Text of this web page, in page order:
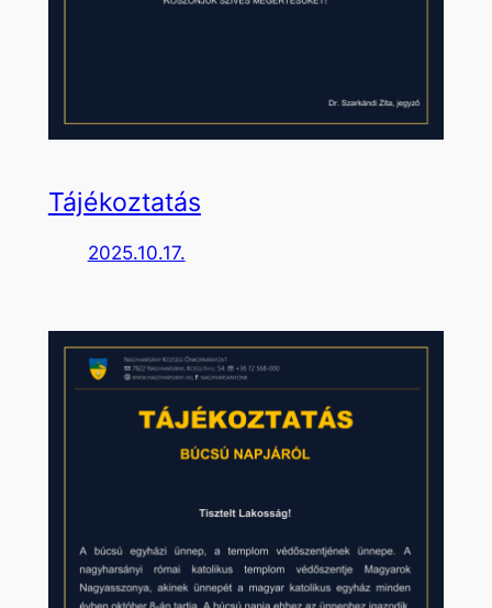
Tájékoztatás
2025.10.17.